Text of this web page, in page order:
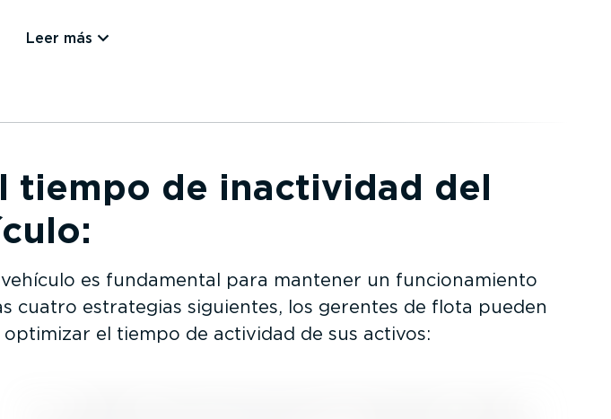
Leer más
tiempo de inactividad del
es fundamental para mantener un funcio­na­miento
estrategias siguientes, los gerentes de flota pueden
el tiempo de actividad de sus activos: